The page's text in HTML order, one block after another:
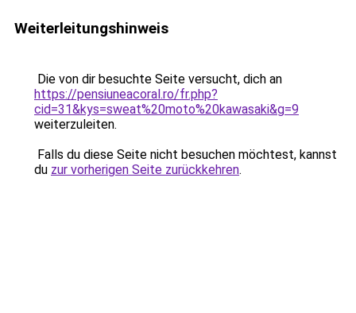
Weiterleitungshinweis
Die von dir besuchte Seite versucht, dich an
https://pensiuneacoral.ro/fr.php?
cid=31&kys=sweat%20moto%20kawasaki&g=9
weiterzuleiten.
Falls du diese Seite nicht besuchen möchtest, kannst
du zur vorherigen Seite zurückkehren.